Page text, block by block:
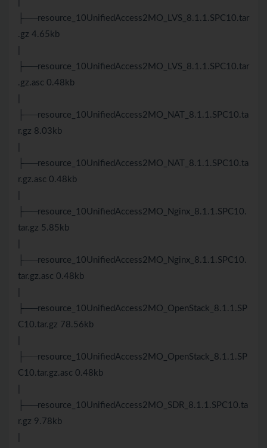
├──resource_10UnifiedAccess2MO_LVS_8.1.1.SPC10.tar
.gz 4.65kb
├──resource_10UnifiedAccess2MO_LVS_8.1.1.SPC10.tar
.gz.asc 0.48kb
├──resource_10UnifiedAccess2MO_NAT_8.1.1.SPC10.ta
r.gz 8.03kb
├──resource_10UnifiedAccess2MO_NAT_8.1.1.SPC10.ta
r.gz.asc 0.48kb
├──resource_10UnifiedAccess2MO_Nginx_8.1.1.SPC10.
tar.gz 5.85kb
├──resource_10UnifiedAccess2MO_Nginx_8.1.1.SPC10.
tar.gz.asc 0.48kb
├──resource_10UnifiedAccess2MO_OpenStack_8.1.1.SP
C10.tar.gz 78.56kb
├──resource_10UnifiedAccess2MO_OpenStack_8.1.1.SP
C10.tar.gz.asc 0.48kb
├──resource_10UnifiedAccess2MO_SDR_8.1.1.SPC10.ta
r.gz 9.78kb